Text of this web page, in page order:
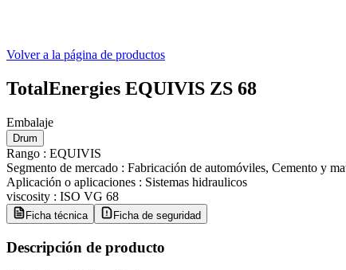
Volver a la página de productos
TotalEnergies EQUIVIS ZS 68
Embalaje
Drum
Rango : EQUIVIS
Segmento de mercado : Fabricación de automóviles, Cemento y
Aplicación o aplicaciones : Sistemas hidraulicos
viscosity : ISO VG 68
Ficha técnica Ficha de seguridad
Descripción de producto